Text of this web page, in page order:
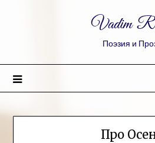
Vadim
Поэзия и
Про